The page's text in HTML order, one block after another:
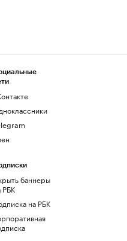
баннеры
РБК
на РБК